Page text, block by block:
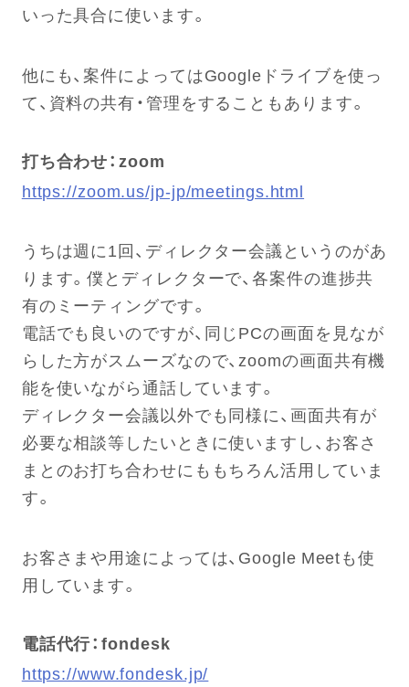
いった具合に使います。
他にも、案件によってはGoogleドライブを使っ
て、資料の共有・管理をすることもあります。
打ち合わせ：zoom
https://zoom.us/jp-jp/meetings.html
うちは週に1回、ディレクター会議というのがあ
ります。僕とディレクターで、各案件の進捗共
有のミーティングです。
電話でも良いのですが、同じPCの画面を見なが
らした方がスムーズなので、zoomの画面共有機
能を使いながら通話しています。
ディレクター会議以外でも同様に、画面共有が
必要な相談等したいときに使いますし、お客さ
まとのお打ち合わせにももちろん活用していま
す。
お客さまや用途によっては、Google Meetも使
用しています。
電話代行：fondesk
https://www.fondesk.jp/